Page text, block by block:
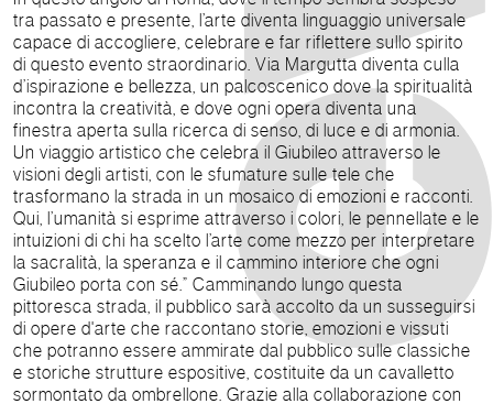
tra passato e presente, l’arte diventa linguaggio universale
capace di accogliere, celebrare e far riflettere sullo spirito
di questo evento straordinario. Via Margutta diventa culla
d’ispirazione e bellezza, un palcoscenico dove la spiritualità
incontra la creatività, e dove ogni opera diventa una
finestra aperta sulla ricerca di senso, di luce e di armonia.
Un viaggio artistico che celebra il Giubileo attraverso le
visioni degli artisti, con le sfumature sulle tele che
trasformano la strada in un mosaico di emozioni e racconti.
Qui, l’umanità si esprime attraverso i colori, le pennellate e le
intuizioni di chi ha scelto l’arte come mezzo per interpretare
la sacralità, la speranza e il cammino interiore che ogni
Giubileo porta con sé.” Camminando lungo questa
pittoresca strada, il pubblico sarà accolto da un susseguirsi
di opere d'arte che raccontano storie, emozioni e vissuti
che potranno essere ammirate dal pubblico sulle classiche
e storiche strutture espositive, costituite da un cavalletto
sormontato da ombrellone. Grazie alla collaborazione con